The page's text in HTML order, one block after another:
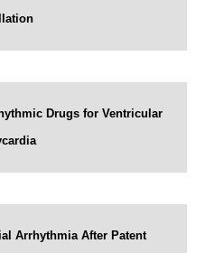
Drugs for Ventricular
Arrhythmia After Patent